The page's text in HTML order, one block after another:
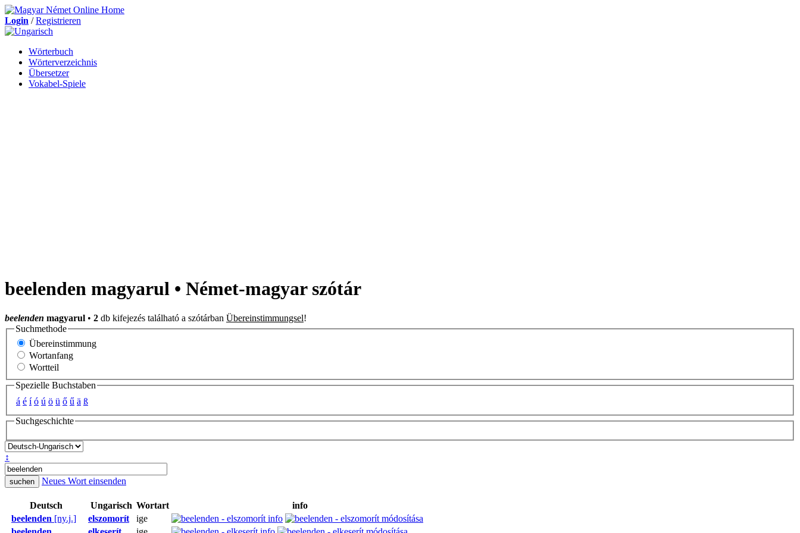
Login /Registrieren
Wörterbuch
Wörterverzeichnis
Übersetzer
Vokabel-Spiele
beelenden magyarul • Német-magyar szótár
beelenden magyarul • 2 db kifejezés található a szótárban Übereinstimmungsel!
Suchmethode
Übereinstimmung
Wortanfang
Wortteil
Spezielle Buchstaben
á é í ó ú ö ü ő ű ä ß
Suchgeschichte
↕
Neues Wort einsenden
Deutsch Ungarisch Wortart
info
beelenden [ny.j.] elszomorít
ige